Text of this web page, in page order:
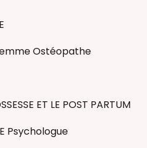
Ostéopathe
ET LE POST PARTUM
Psychologue